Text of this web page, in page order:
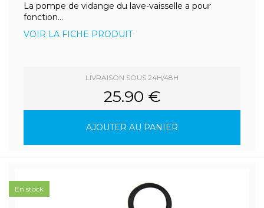
La pompe de vidange du lave-vaisselle a pour
fonction...
VOIR LA FICHE PRODUIT
LIVRAISON SOUS 24H/48H
25.90 €
AJOUTER AU PANIER
En stock